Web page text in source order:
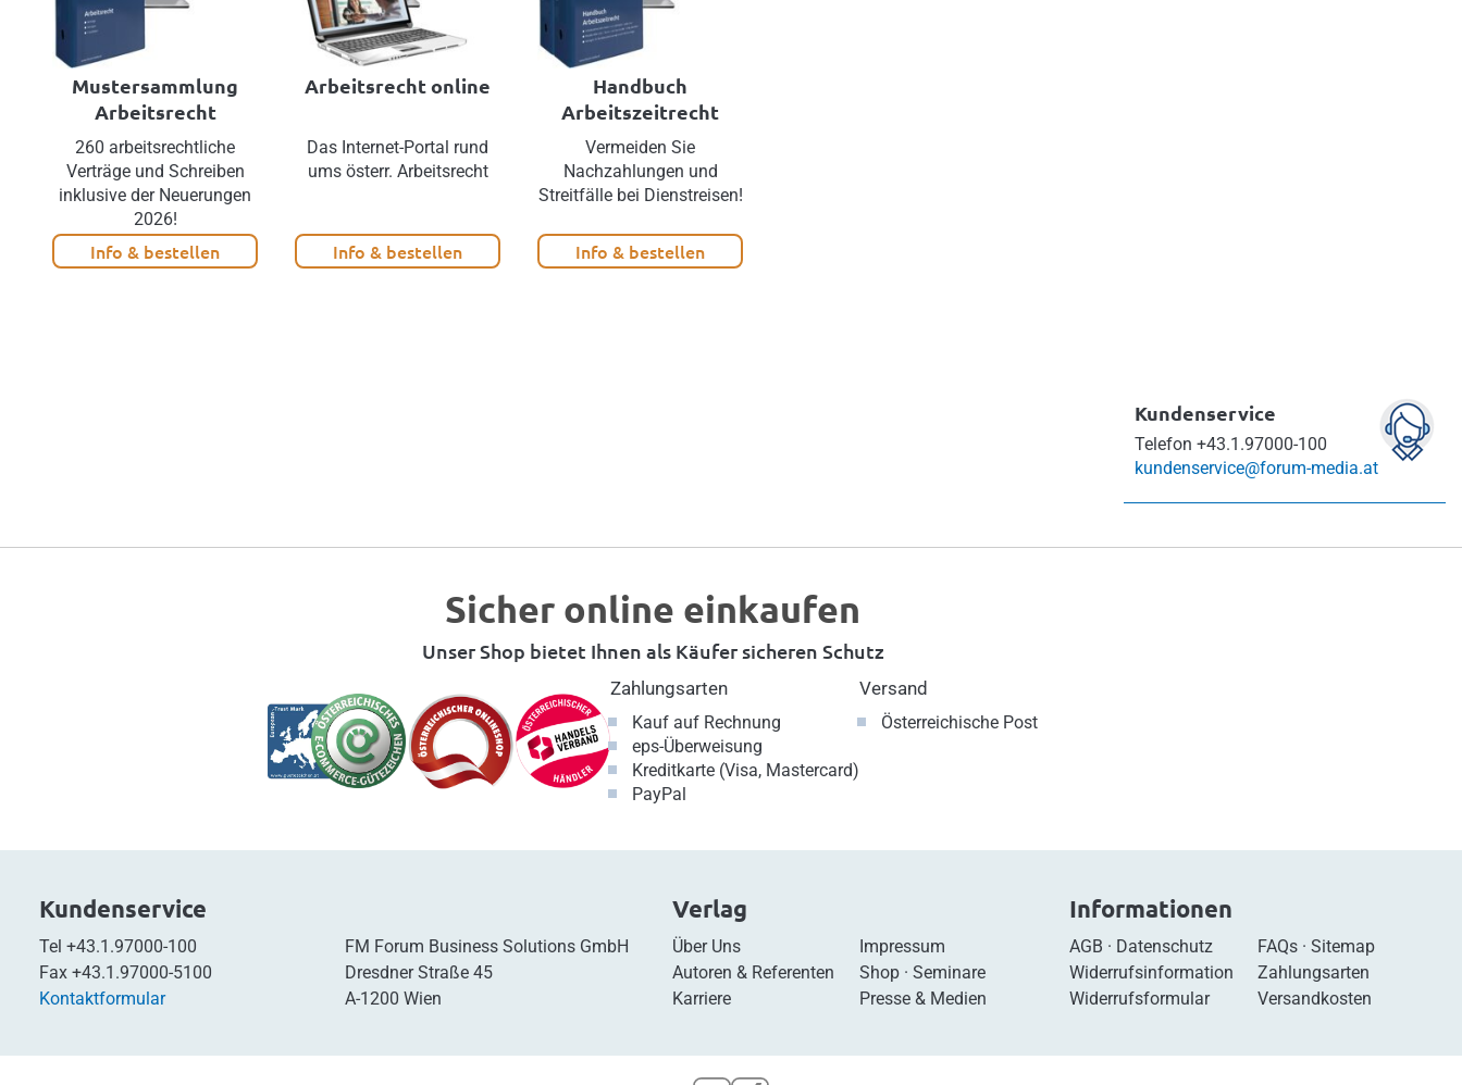
Mustersammlung
Arbeitsrecht
260 arbeitsrechtliche
Verträge und Schreiben
inklusive der Neuerungen
2026!
Info & bestellen
Arbeitsrecht online
Das Internet-Portal rund
ums österr. Arbeitsrecht
Info & bestellen
Handbuch
Arbeitszeitrecht
Vermeiden Sie
Nachzahlungen und
Streitfälle bei Dienstreisen!
Info & bestellen
Kundenservice
Telefon +43.1.97000-100
kundenservice@forum-media.at
Sicher online einkaufen
Unser Shop bietet Ihnen als Käufer sicheren Schutz
Zahlungsarten
Kauf auf Rechnung
eps-Überweisung
Kreditkarte (Visa, Mastercard)
PayPal
Versand
Österreichische Post
Kundenservice
Tel +43.1.97000-100
Fax +43.1.97000-5100
Kontaktformular
FM Forum Business Solutions GmbH
Dresdner Straße 45
A-1200 Wien
Verlag
Über Uns
Autoren & Referenten
Karriere
Impressum
Shop ·Seminare
Presse & Medien
Informationen
AGB · Datenschutz
Widerrufsinformation
Widerrufsformular
FAQs· Sitemap
Zahlungsarten
Versandkosten